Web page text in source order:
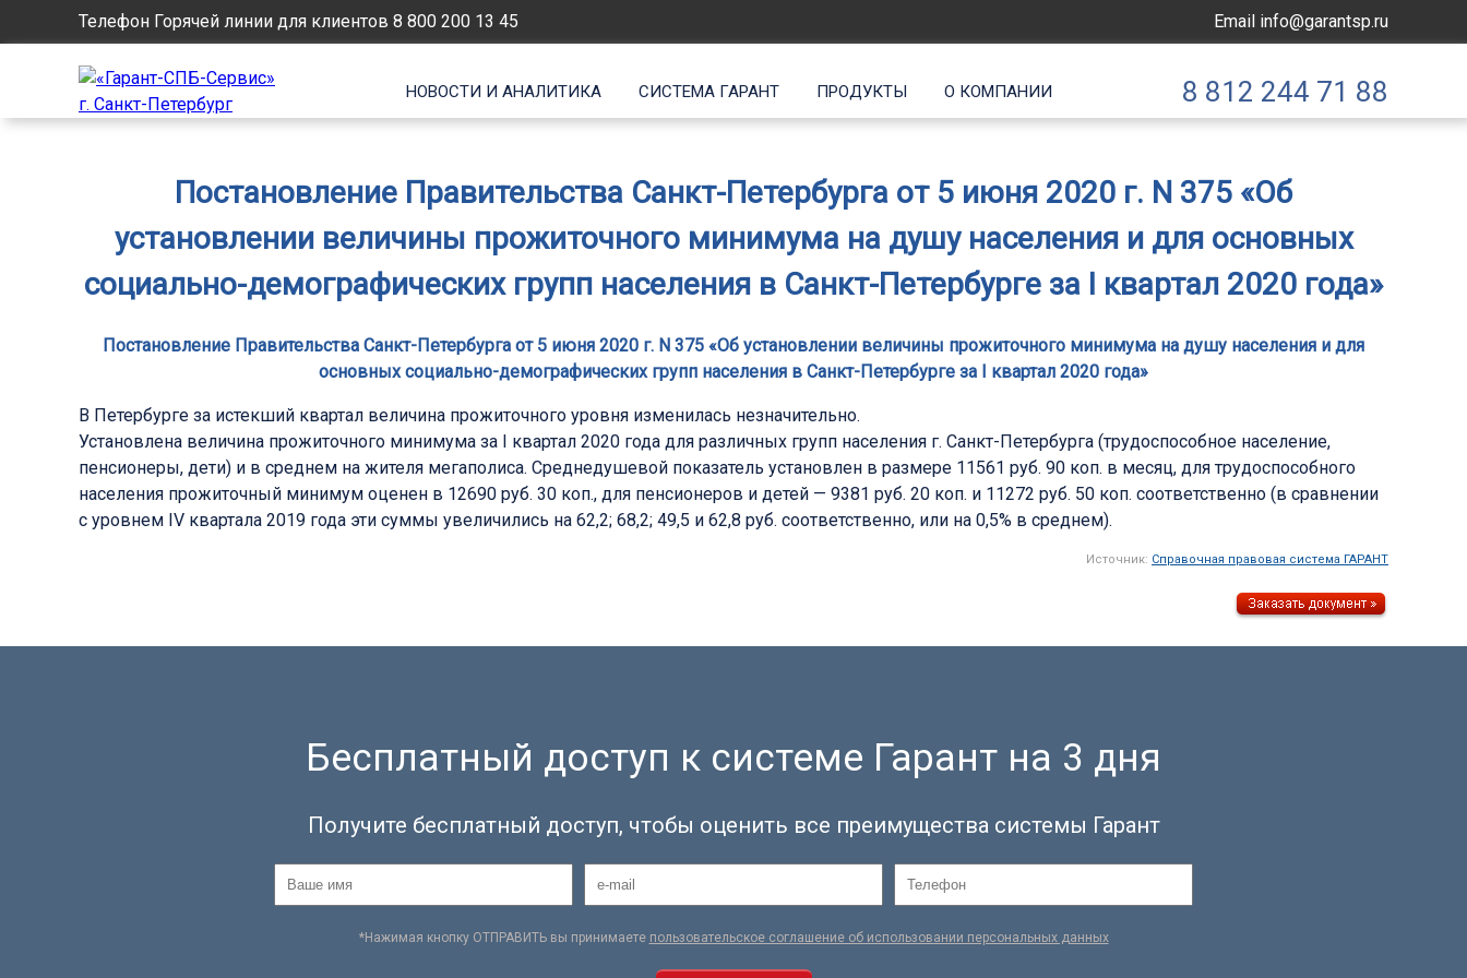
Телефон Горячей линии для клиентов 8 800 200 13 45 Email info@garantsp.ru
НОВОСТИ И АНАЛИТИКА СИСТЕМА ГАРАНТ ПРОДУКТЫ О КОМПАНИИ 8 812 244 71 88
Постановление Правительства Санкт-Петербурга от 5 июня 2020 г. N 375 «Об
установлении величины прожиточного минимума на душу населения и для основных
социально-демографических групп населения в Санкт-Петербурге за I квартал 2020 года»
Постановление Правительства Санкт-Петербурга от 5 июня 2020 г. N 375 «Об установлении величины прожиточного минимума на душу населения и для
основных социально-демографических групп населения в Санкт-Петербурге за I квартал 2020 года»
В Петербурге за истекший квартал величина прожиточного уровня изменилась незначительно.
Установлена величина прожиточного минимума за I квартал 2020 года для различных групп населения г. Санкт-Петербурга (трудоспособное население,
пенсионеры, дети) и в среднем на жителя мегаполиса. Среднедушевой показатель установлен в размере 11561 руб. 90 коп. в месяц, для трудоспособного
населения прожиточный минимум оценен в 12690 руб. 30 коп., для пенсионеров и детей — 9381 руб. 20 коп. и 11272 руб. 50 коп. соответственно (в сравнении
с уровнем IV квартала 2019 года эти суммы увеличились на 62,2; 68,2; 49,5 и 62,8 руб. соответственно, или на 0,5% в среднем).
Источник: Справочная правовая система ГАРАНТ
Бесплатный доступ к системе Гарант на 3 дня
Получите бесплатный доступ, чтобы оценить все преимущества системы Гарант
*Нажимая кнопку ОТПРАВИТЬ вы принимаете пользовательское соглашение об использовании персональных данных